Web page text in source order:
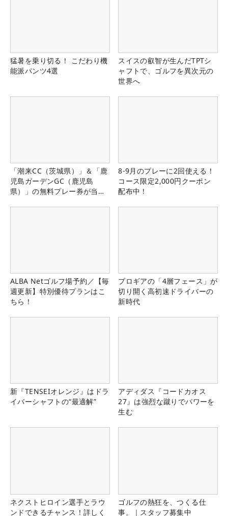
猛暑を乗り切る！ こだわり機
能派パンツ4選
スイスの叡智が生んだTPTシ
ャフトで、ゴルフを異次元の
世界へ
「潮来CC（茨城県）」＆「鹿
児島ガーデンGC（鹿児島
県）」の無料プレー券が当た
8-9月のプレーに2回使える！
コース限定2,000円クーポン
配布中！
ALBA Netゴルフ場予約／【毎
週更新】特別優待プランはこ
ちら！
プロギアの「4層フェース」が
切り開く高初速ドライバーの
新時代
新『TENSEIオレンジ』はドラ
イバーシャフトの“最適解”
アディダス『コードカオス
27』は強烈な蹴りでパワーを
生む
ネクストヒロイン選手とラウ
ンドできるチャンス！詳しく
ゴルフの熱狂を、つくる仕
事。｜スタッフ募集中